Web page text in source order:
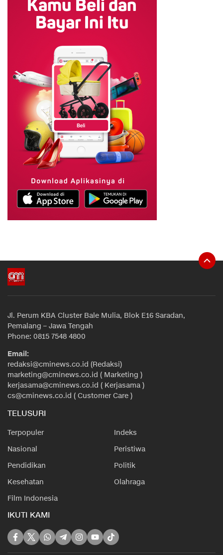
Jl. Perum KBA Cluster Bale Mulia, Blok E16 Saradan,
Pemalang – Jawa Tengah
Phone: 0815 7548 4800
Email:
redaksi@cminews.co.id (Redaksi)
marketing@cminews.co.id ( Marketing )
kerjasama@cminews.co.id ( Kerjasama )
cs@cminews.co.id ( Customer Care )
TELUSURI
Terpopuler
Indeks
Nasional
Peristiwa
Pendidikan
Politik
Kesehatan
Olahraga
Film Indonesia
IKUTI KAMI